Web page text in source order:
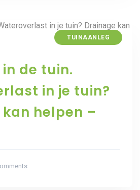
TUINAANLEG
de tuin.
in je tuin?
helpen –